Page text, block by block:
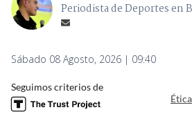
Periodista de Deportes en
Sábado 08 Agosto, 2026 | 09:40
Seguimos criterios de